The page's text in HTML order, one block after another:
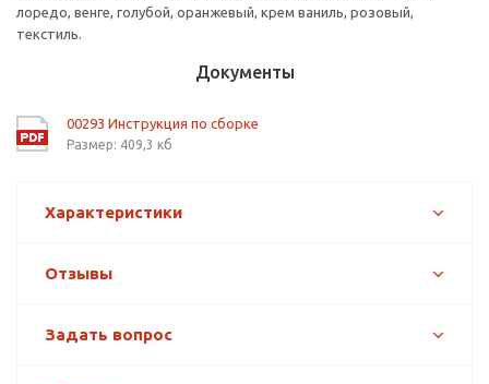
лоредо, венге, голубой, оранжевый, крем ваниль, розовый,
текстиль.
Документы
00293 Инструкция по сборке
Размер: 409,3 кб
Характеристики
Отзывы
Задать вопрос